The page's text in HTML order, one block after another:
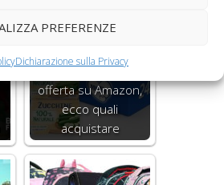
PREFERENZE
Dichiarazione sulla Privacy
Omogeneizzati in
offerta su Amazon,
ecco quali
acquistare